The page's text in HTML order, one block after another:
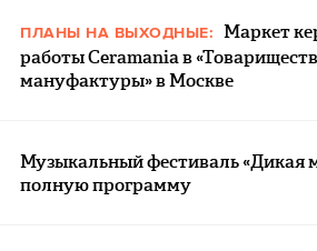
ПЛАНЫ НА ВЫХОДНЫЕ: Маркет
работы Ceramania в
мануфактуры» в Москве
Музыкальный фестиваль «Дикая
полную программу